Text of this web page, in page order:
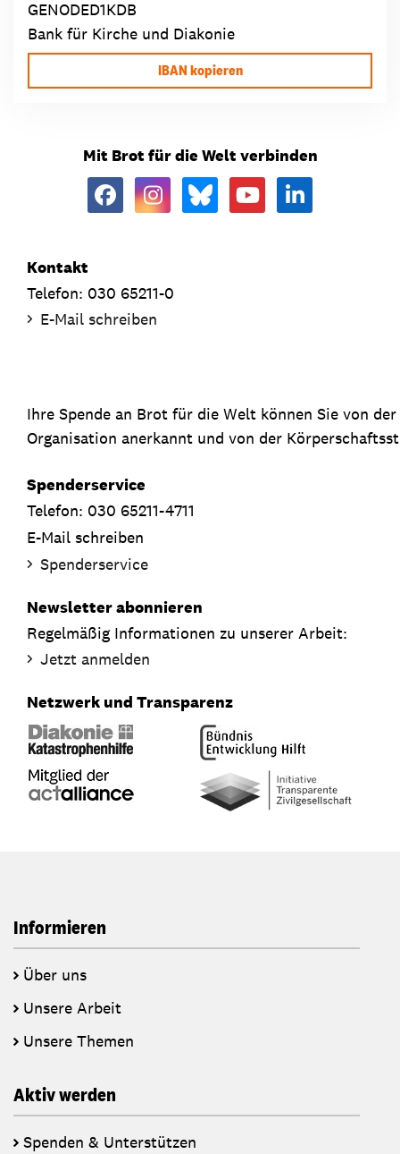
GENODED1KDB
Bank für Kirche und Diakonie
IBAN kopieren
Mit Brot für die Welt verbinden
Kontakt
Telefon: 030 65211-0
E-Mail schreiben
Ihre Spende an Brot für die Welt können Sie von
Organisation anerkannt und von der
Spenderservice
Telefon: 030 65211-4711
E-Mail schreiben
Spenderservice
Newsletter abonnieren
Regelmäßig Informationen zu unserer Arbeit:
Jetzt anmelden
Netzwerk und Transparenz
Informieren
Über uns
Unsere Arbeit
Unsere Themen
Aktiv werden
Spenden & Unterstützen